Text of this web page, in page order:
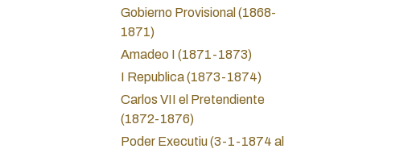
Gobierno Provisional (1868-
1871)
Amadeo I (1871-1873)
I Republica (1873-1874)
Carlos VII el Pretendiente
(1872-1876)
Poder Executiu (3-1-1874 al